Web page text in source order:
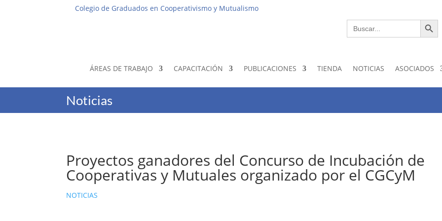
Colegio de Graduados en Cooperativismo y Mutualismo
Buscar:
Botón de
ÁREAS DE TRABAJO CAPACITACIÓN PUBLICACIONES TIENDA NOTICIAS ASOCIADOS
Noticias
Proyectos ganadores del Concurso de Incubación de
Cooperativas y Mutuales organizado por el CGCyM
NOTICIAS